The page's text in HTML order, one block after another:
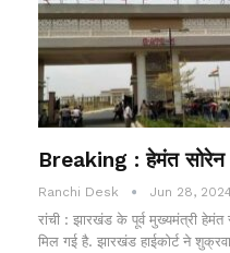
Breaking : हेमंत सोरेन
Ranchi Desk Jun 28,
रांची : झारखंड के पूर्व मुख्यमंत्री
मिल गई है. झारखंड हाईकोर्ट ने